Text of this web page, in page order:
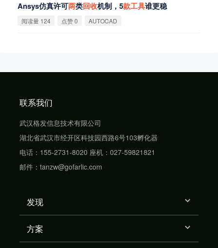
Ansys仿真许可两类回收机制，5款工具谁更稳
阅读量 124 点赞 0 AUTOCAD
联系我们
武汉格发信息技术有限公司
湖北省武汉市经开区科技园西路6号103孵化器
电话：155-2731-8020 座机：027-59821821
邮件：tanzw@gofarlic.com
发现
方案